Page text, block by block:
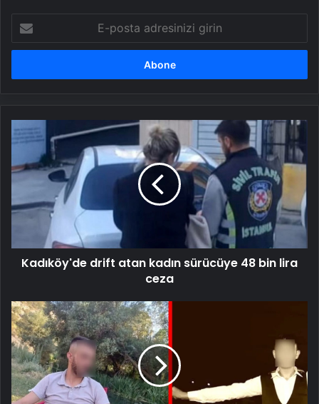
posta
adresinizi
Kadıköy'de
drift
kadın
sürücüye
48
bin
ceza
Kadıköy'de drift atan kadın sürücüye 48 bin lira
ceza
Kütahya'da
silahlı
kavga:
1
yaralı